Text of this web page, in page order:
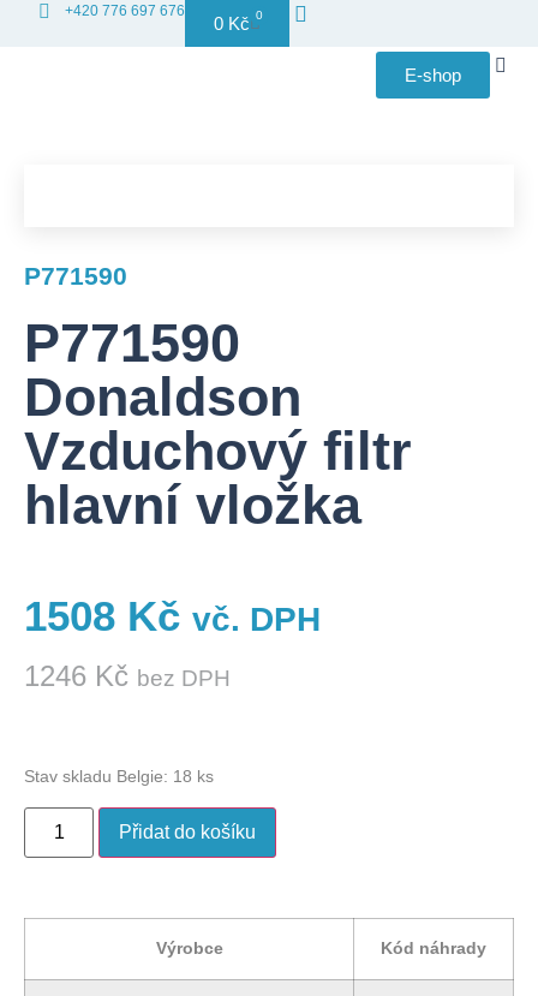
+420 776 697 676
0 Kč 0
E-shop
P771590
P771590
Donaldson
Vzduchový filtr
hlavní vložka
1508 Kč vč. DPH
1246 Kč bez DPH
Stav skladu Belgie: 18 ks
Přidat do košíku
Výrobce Kód náhrady